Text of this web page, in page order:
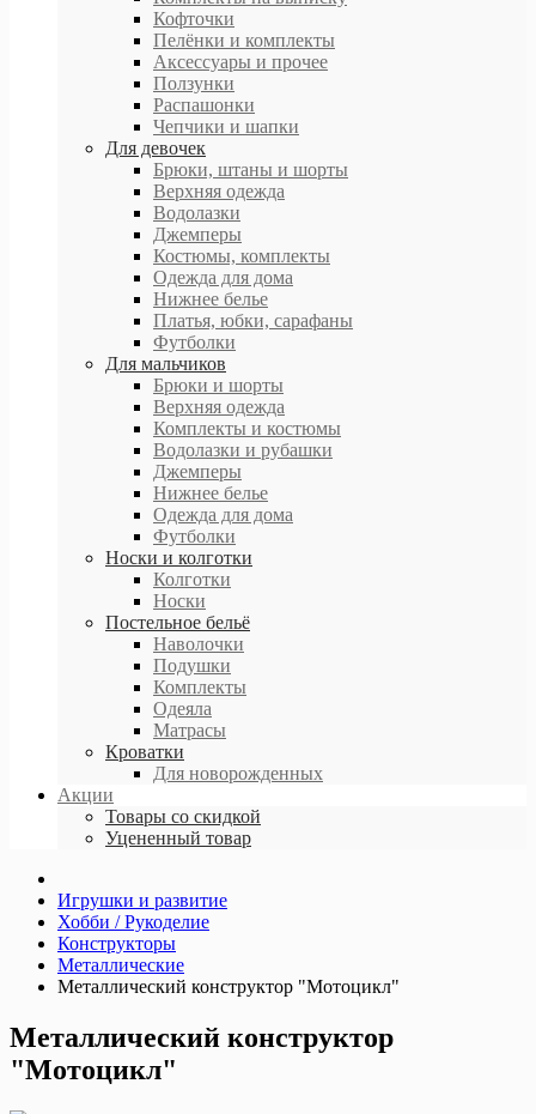
Кофточки
Пелёнки и комплекты
Аксессуары и прочее
Ползунки
Распашонки
Чепчики и шапки
Для девочек
Брюки, штаны и шорты
Верхняя одежда
Водолазки
Джемперы
Костюмы, комплекты
Одежда для дома
Нижнее белье
Платья, юбки, сарафаны
Футболки
Для мальчиков
Брюки и шорты
Верхняя одежда
Комплекты и костюмы
Водолазки и рубашки
Джемперы
Нижнее белье
Одежда для дома
Футболки
Носки и колготки
Колготки
Носки
Постельное бельё
Наволочки
Подушки
Комплекты
Одеяла
Матрасы
Кроватки
Для новорожденных
Акции
Товары со скидкой
Уцененный товар
Игрушки и развитие
Хобби / Рукоделие
Конструкторы
Металлические
Металлический конструктор "Мотоцикл"
Металлический конструктор
"Мотоцикл"